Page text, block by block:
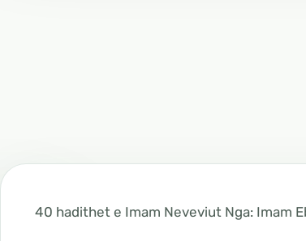
40 hadithet e Imam Neveviut Nga: Imam